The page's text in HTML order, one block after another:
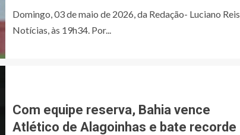
Domingo, 03 de maio de 2026, da Redação- Luciano Reis
Notícias, às 19h34. Por...
Com equipe reserva, Bahia vence
Atlético de Alagoinhas e bate recorde